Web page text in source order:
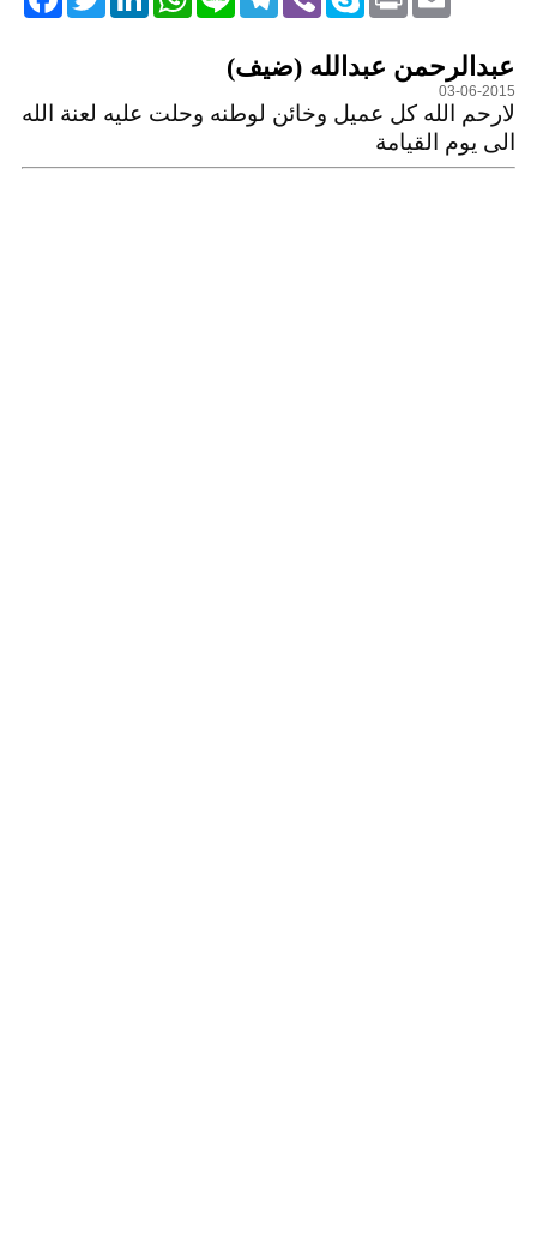
عبدالرحمن عبدالله (ضيف)
03-06-2015
لارحم الله كل عميل وخائن لوطنه وحلت عليه لعنة الله
الى يوم القيامة